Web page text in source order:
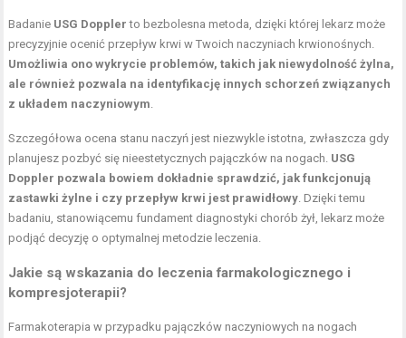
Badanie USG Doppler to bezbolesna metoda, dzięki której lekarz może
precyzyjnie ocenić przepływ krwi w Twoich naczyniach krwionośnych.
Umożliwia ono wykrycie problemów, takich jak niewydolność żylna,
ale również pozwala na identyfikację innych schorzeń związanych
z układem naczyniowym
Szczegółowa ocena stanu naczyń jest niezwykle istotna, zwłaszcza gdy
planujesz pozbyć się nieestetycznych pajączków na nogach. USG
Doppler pozwala bowiem dokładnie sprawdzić, jak funkcjonują
zastawki żylne i czy przepływ krwi jest prawidłowy . Dzięki temu
badaniu, stanowiącemu fundament diagnostyki chorób żył, lekarz może
podjąć decyzję o optymalnej metodzie leczenia.
Jakie są wskazania do leczenia farmakologicznego i
kompresjoterapii?
Farmakoterapia w przypadku pajączków naczyniowych na nogach